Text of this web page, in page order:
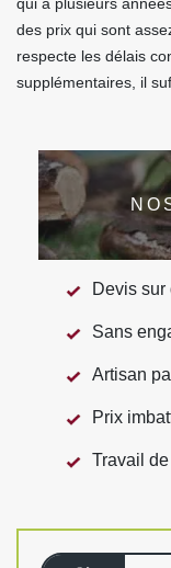
qui a plusieurs
des prix qui sont
respecte les délais
supplémentaires, il
Devis sur
Sans
Artisan
Prix
Travail